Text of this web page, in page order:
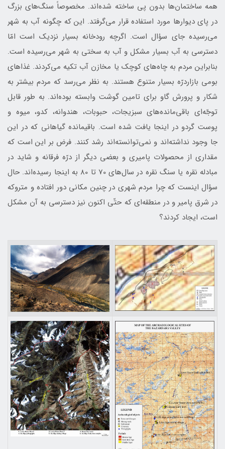
همه ساختمان‌ها بدون پی ساخته ‌شده‌اند. مخصوصاً سنگ‌های بزرگ
در پای دیوار‌ها مورد استفاده قرار می‌گرفتد. اين كه چگونه آب به شهر
می‌رسیده جای سؤال است. اگرچه رودخانه بسیار نزدیک است امّا
دسترسی به آب بسيار مشکل و آب به سختی به شهر می‌رسیده است.
بنابراین مردم به چاه‌های کوچک یا مخازن آب تکیه می‌کردند. غذاهای
بومی بازاردرّه بسیار متنوع هستند. به نظر می‌رسد که مردم بیشتر به
شکار و پرورش گاو برای تامین گوشت وابسته بوده‌اند. به طور قابل
توجّه‌ای باقی‌مانده‌های سبزیجات، حبوبات، هندوانه، کدو، میوه و
پوست گردو در اینجا یافت شده است. باقیمانده گیاهانی که در این
جا وجود نداشته‌اند و نمی‌توانسته‌اند رشد کنند. فرض بر این است که
مقداری از محصولات پامیری و بعضی دیگر از درّه فرقانه و شاید در
مبادله نقره یا سنگ‌ نقره در سال‌های 70 تا 80 به اینجا رسیده‌اند. حال
سؤال اينست كه چرا مردم شهری در چنین مکانی دور افتاده و متروکه
در شرق پامیر و در منطقه‌ای که حتّی اکنون نيز دسترسی به آن مشکل
است، ایجاد کردند؟